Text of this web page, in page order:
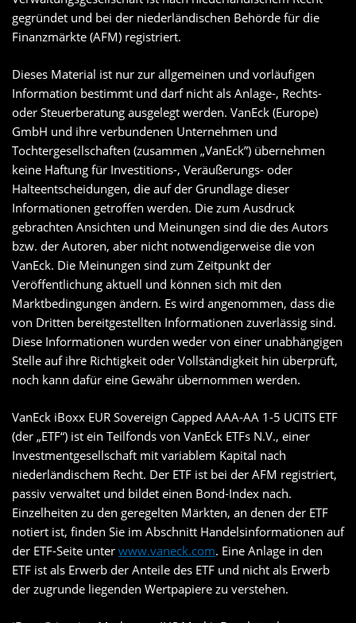
gegründet und bei der niederländischen Behörde für die
Finanzmärkte (AFM) registriert.
Dieses Material ist nur zur allgemeinen und vorläufigen
Information bestimmt und darf nicht als Anlage-, Rechts-
oder Steuerberatung ausgelegt werden. VanEck (Europe)
GmbH und ihre verbundenen Unternehmen und
Tochtergesellschaften (zusammen „VanEck”) übernehmen
keine Haftung für Investitions-, Veräußerungs- oder
Halteentscheidungen, die auf der Grundlage dieser
Informationen getroffen werden. Die zum Ausdruck
gebrachten Ansichten und Meinungen sind die des Autors
bzw. der Autoren, aber nicht notwendigerweise die von
VanEck. Die Meinungen sind zum Zeitpunkt der
Veröffentlichung aktuell und können sich mit den
Marktbedingungen ändern. Es wird angenommen, dass die
von Dritten bereitgestellten Informationen zuverlässig sind.
Diese Informationen wurden weder von einer unabhängigen
Stelle auf ihre Richtigkeit oder Vollständigkeit hin überprüft,
noch kann dafür eine Gewähr übernommen werden.
VanEck iBoxx EUR Sovereign Capped AAA-AA 1-5 UCITS ETF
(der „ETF“) ist ein Teilfonds von VanEck ETFs N.V., einer
Investmentgesellschaft mit variablem Kapital nach
niederländischem Recht. Der ETF ist bei der AFM registriert,
passiv verwaltet und bildet einen Bond-Index nach.
Einzelheiten zu den geregelten Märkten, an denen der ETF
notiert ist, finden Sie im Abschnitt Handelsinformationen auf
der ETF-Seite unter www.vaneck.com. Eine Anlage in den
ETF ist als Erwerb der Anteile des ETF und nicht als Erwerb
der zugrunde liegenden Wertpapiere zu verstehen.